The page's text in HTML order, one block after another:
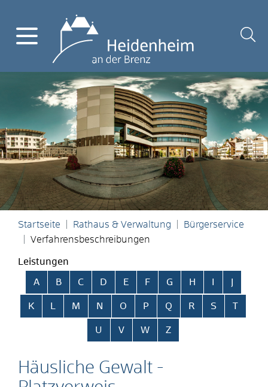
Startseite Rathaus & Verwaltung
Bürgerservice
Verfahrensbeschreibungen
Leistungen
Alphabetisches Register überspringen
A B C D E F G H
K L M N O P Q R S T
U V W Z
Häusliche Gewalt -